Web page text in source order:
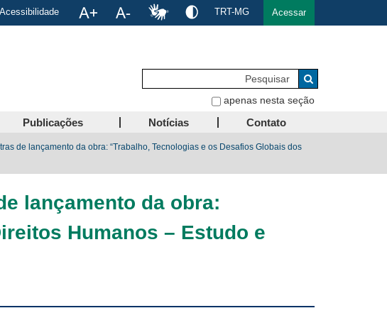
Acessibilidade TRT-MG Acessar
Pesquisar
Buscar
apenas nesta seção
Publicações Notícias Contato
de lançamento da obra: “Trabalho, Tecnologias e os Desafios Globais dos
lançamento da obra:
Humanos – Estudo e